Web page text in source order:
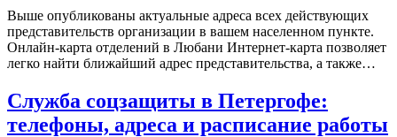
Выше опубликованы актуальные адреса всех действующих
представительств организации в вашем населенном пункте.
Онлайн-карта отделений в Любани Интернет-карта позволяет
легко найти ближайший адрес представительства, а также…
Служба соцзащиты в Петергофе:
телефоны, адреса и расписание работы